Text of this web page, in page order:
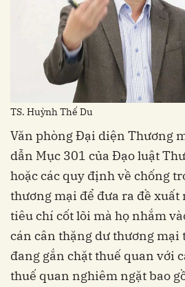
TS. Huỳnh Thế Du
Văn phòng Đại diện Thương
dẫn Mục 301 của Đạo luật
hoặc các quy định về chống
thương mại để đưa ra đề xuất
tiêu chí cốt lõi mà họ nhắm
cán cân thặng dư thương mại
đang gắn chặt thuế quan với
thuế quan nghiêm ngặt bao